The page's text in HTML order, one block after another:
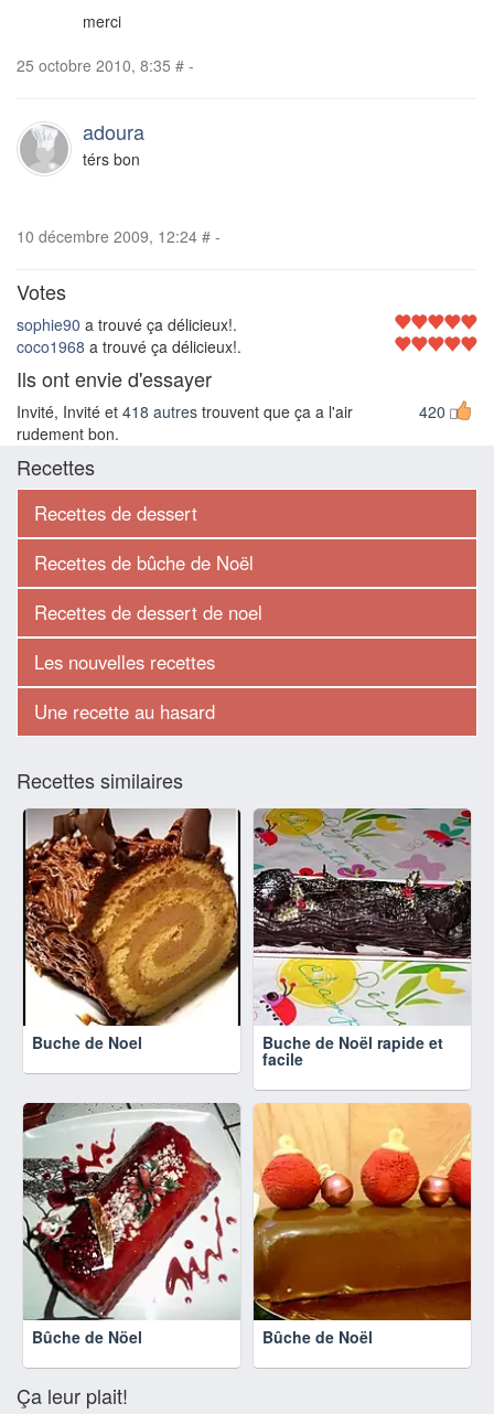
merci
25 octobre 2010, 8:35 # -
adoura
térs bon
10 décembre 2009, 12:24 # -
Votes
sophie90 a trouvé ça délicieux!.
coco1968 a trouvé ça délicieux!.
Ils ont envie d'essayer
420
Invité, Invité et 418 autres trouvent que ça a l'air
rudement bon.
Recettes
Recettes de dessert
Recettes de bûche de Noël
Recettes de dessert de noel
Les nouvelles recettes
Une recette au hasard
Recettes similaires
Buche de Noel Buche de Noël rapide et
facile
Bûche de Nöel Bûche de Noël
Ça leur plait!